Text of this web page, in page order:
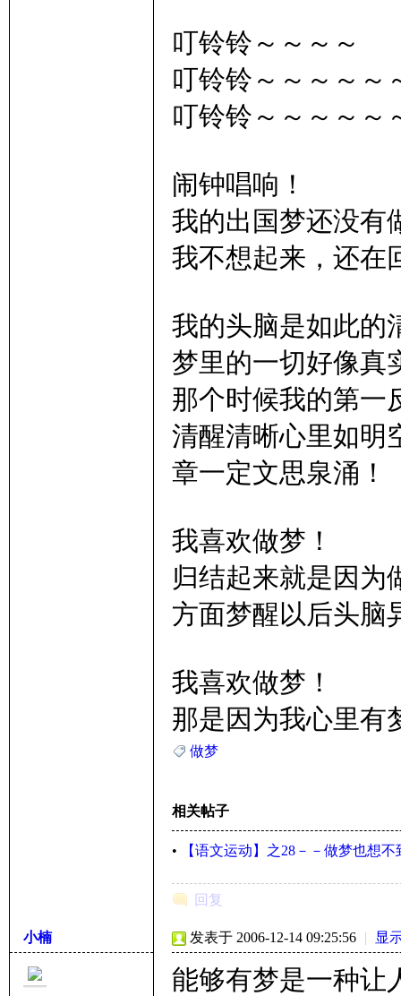
叮铃铃～～～～
叮铃铃～～～～～
叮铃铃～～～～～
闹钟唱响！
我的出国梦还没有
我不想起来，还在
我的头脑是如此的
梦里的一切好像真
那个时候我的第一
清醒清晰心里如明
章一定文思泉涌！
我喜欢做梦！
归结起来就是因为
方面梦醒以后头脑
我喜欢做梦！
那是因为我心里有
做梦
相关帖子
• 【语文运动】之28－－做梦也想不
回复
小楠 发表于 2006-12-14 09:25:56 | 显
能够有梦是一种让